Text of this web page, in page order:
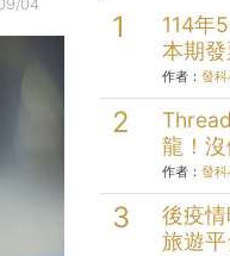
114年
本期
「
「
別為
「
作者： 發
龍！
獎金
作者： 發
後疫
旅遊